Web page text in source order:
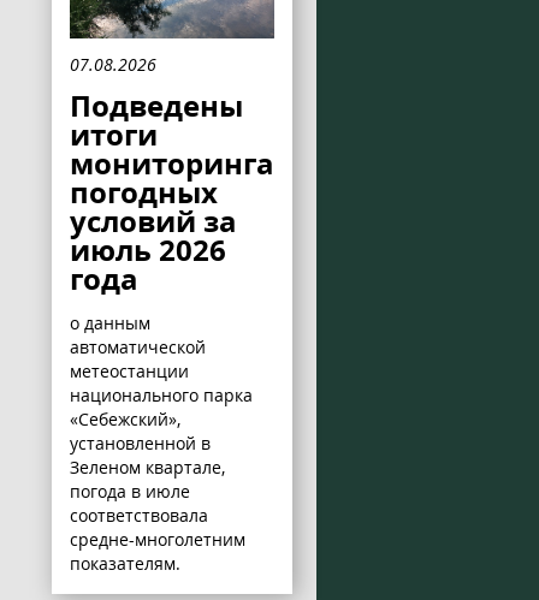
07.08.2026
Подведены
итоги
мониторинга
погодных
условий за
июль 2026
года
о данным
автоматической
метеостанции
национального парка
«Себежский»,
установленной в
Зеленом квартале,
погода в июле
соответствовала
средне-многолетним
показателям.